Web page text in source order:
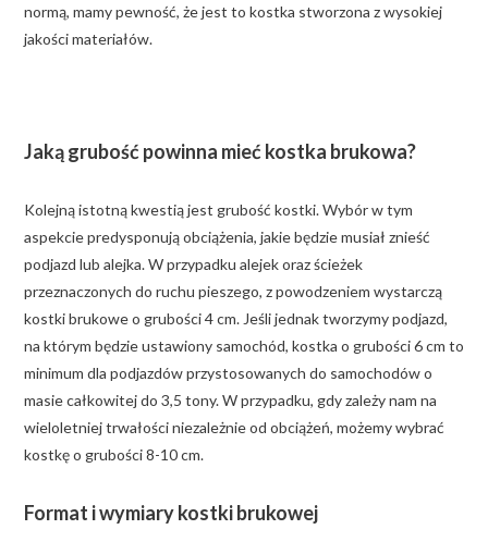
normą, mamy pewność, że jest to kostka stworzona z wysokiej
jakości materiałów.
Jaką grubość powinna mieć kostka brukowa?
Kolejną istotną kwestią jest grubość kostki. Wybór w tym
aspekcie predysponują obciążenia, jakie będzie musiał znieść
podjazd lub alejka. W przypadku alejek oraz ścieżek
przeznaczonych do ruchu pieszego, z powodzeniem wystarczą
kostki brukowe o grubości 4 cm. Jeśli jednak tworzymy podjazd,
na którym będzie ustawiony samochód, kostka o grubości 6 cm to
minimum dla podjazdów przystosowanych do samochodów o
masie całkowitej do 3,5 tony. W przypadku, gdy zależy nam na
wieloletniej trwałości niezależnie od obciążeń, możemy wybrać
kostkę o grubości 8-10 cm.
Format i wymiary kostki brukowej